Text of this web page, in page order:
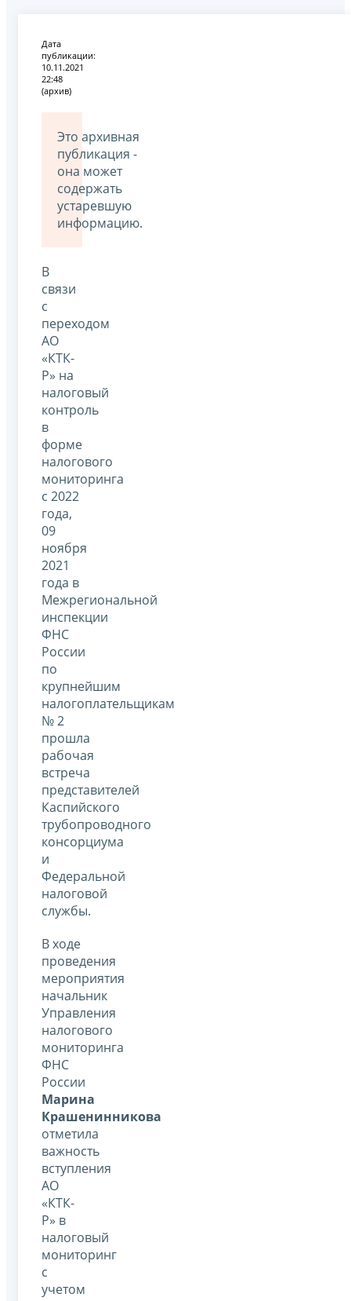
Дата
публикации:
10.11.2021
22:48
(архив)
Это архивная
публикация -
она может
содержать
устаревшую
информацию.
В
связи
с
переходом
АО
«КТК-
Р» на
налоговый
контроль
в
форме
налогового
мониторинга
с 2022
года,
09
ноября
2021
года в
Межрегиональной
инспекции
ФНС
России
по
крупнейшим
налогоплательщикам
№ 2
прошла
рабочая
встреча
представителей
Каспийского
трубопроводного
консорциума
и
Федеральной
налоговой
службы.
В ходе
проведения
мероприятия
начальник
Управления
налогового
мониторинга
ФНС
России
Марина
Крашенинникова
отметила
важность
вступления
АО
«КТК-
Р» в
налоговый
мониторинг
с
учетом